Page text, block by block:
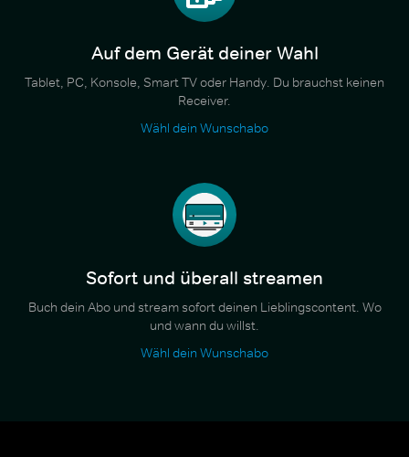
Auf dem Gerät deiner Wahl
Tablet, PC, Konsole, Smart TV oder Handy. Du brauchst keinen
Receiver.
Wähl dein Wunschabo
Sofort und überall streamen
Buch dein Abo und stream sofort deinen Lieblingscontent. Wo
und wann du willst.
Wähl dein Wunschabo